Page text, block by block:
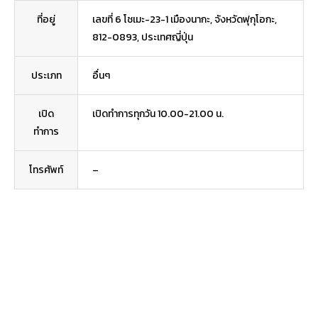
ที่อยู่
เลขที่ 6 โชเมะ-23-1 เมืองนากะ, จังหวัดฟุกุโอกะ,
812-0893, ประเทศญี่ปุ่น
ประเภท อื่นๆ
เปิด
ทำการ
เปิดทำการทุกวัน 10.00-21.00 น.
โทรศัพท์ –